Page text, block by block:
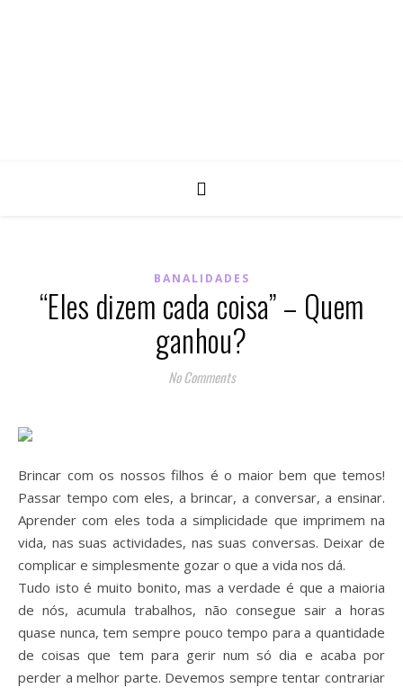
BANALIDADES
“Eles dizem cada coisa” – Quem
ganhou?
No Comments
Brincar com os nossos filhos é o maior bem que temos!
Passar tempo com eles, a brincar, a conversar, a ensinar.
Aprender com eles toda a simplicidade que imprimem na
vida, nas suas actividades, nas suas conversas. Deixar de
complicar e simplesmente gozar o que a vida nos dá.
Tudo isto é muito bonito, mas a verdade é que a maioria
de nós, acumula trabalhos, não consegue sair a horas
quase nunca, tem sempre pouco tempo para a quantidade
de coisas que tem para gerir num só dia e acaba por
perder a melhor parte. Devemos sempre tentar contrariar